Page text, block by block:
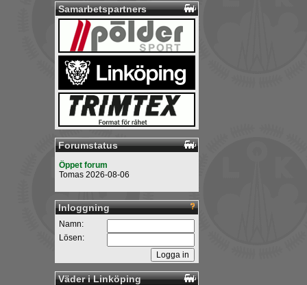
Samarbetspartners
Forumstatus
Öppet forum
Tomas 2026-08-06
Inloggning
Namn:
Lösen:
Väder i Linköping